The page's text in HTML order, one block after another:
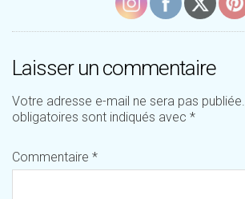
Laisser un commentaire
Votre adresse e-mail ne sera pas publiée.
obligatoires sont indiqués avec *
Commentaire *